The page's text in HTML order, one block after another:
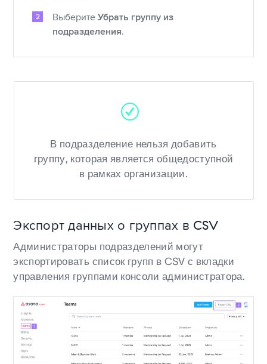
ВыберитеУбрать группу из
подразделения.
В подразделение нельзя добавить
группу, которая является общедоступной
в рамках организации.
Экспорт данных о группах в CSV
Администраторы подразделений могут
экспортировать список групп в CSV с вкладки
управления группами консоли администратора.